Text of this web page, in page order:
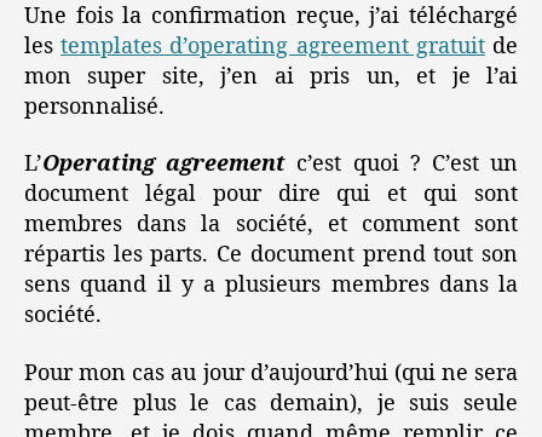
Une fois la confirmation reçue, j’ai téléchargé
lestemplates d’operating agreement gratuitde
mon super site, j’en ai pris un, et je l’ai
personnalisé.
L’Operating agreement c’est quoi ? C’est un
document légal pour dire qui et qui sont
membres dans la société, et comment sont
répartis les parts. Ce document prend tout son
sens quand il y a plusieurs membres dans la
société.
Pour mon cas au jour d’aujourd’hui (qui ne sera
peut-être plus le cas demain), je suis seule